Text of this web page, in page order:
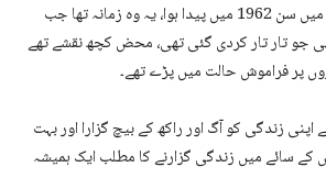
میں خان یونس کے کیمپ میں سن 1962 میں پیدا ہوا، یہ وہ زمانہ تھا جب
جو تار تار کردی گئی تھی، محض کچھ نقشے تھے
پر فراموش حالت میں پڑے تھے۔
زندگی کو آگ اور راکھ کے بیچ گزارا اور بہت
کے سائے میں زندگی گزارنے کا مطلب ایک ہمیشہ